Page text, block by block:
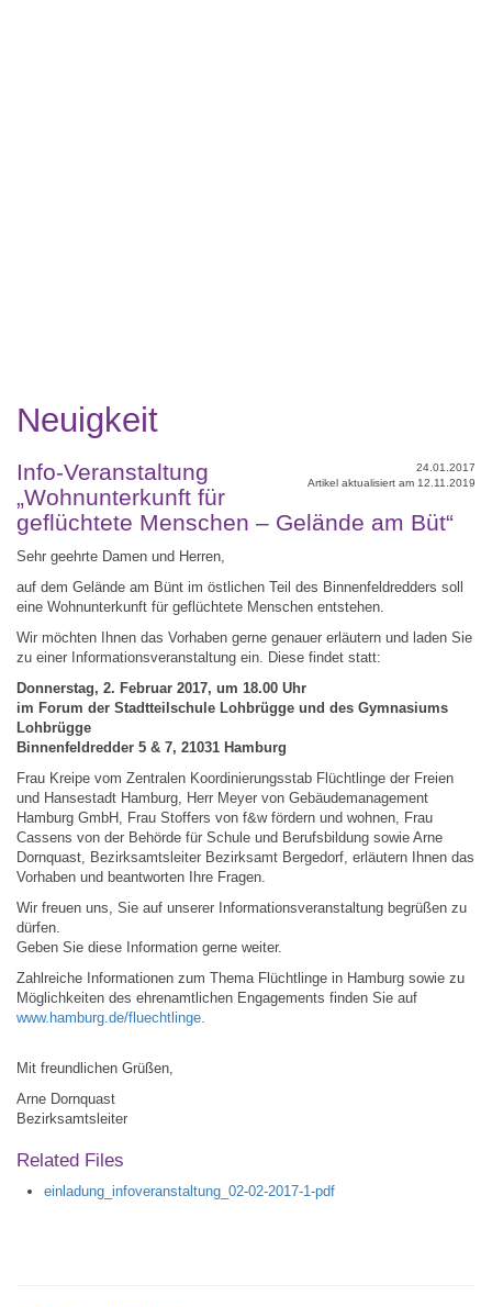
Neuigkeit
24.01.2017
Artikel aktualisiert am 12.11.2019
Info-Veranstaltung
„Wohnunterkunft für
geflüchtete Menschen – Gelände am Büt“
Sehr geehrte Damen und Herren,
auf dem Gelände am Bünt im östlichen Teil des Binnenfeldredders soll
eine Wohnunterkunft für geflüchtete Menschen entstehen.
Wir möchten Ihnen das Vorhaben gerne genauer erläutern und laden Sie
zu einer Informationsveranstaltung ein. Diese findet statt:
Donnerstag, 2. Februar 2017, um 18.00 Uhr
im Forum der Stadtteilschule Lohbrügge und des Gymnasiums
Lohbrügge
Binnenfeldredder 5 & 7, 21031 Hamburg
Frau Kreipe vom Zentralen Koordinierungsstab Flüchtlinge der Freien
und Hansestadt Hamburg, Herr Meyer von Gebäudemanagement
Hamburg GmbH, Frau Stoffers von f&w fördern und wohnen, Frau
Cassens von der Behörde für Schule und Berufsbildung sowie Arne
Dornquast, Bezirksamtsleiter Bezirksamt Bergedorf, erläutern Ihnen das
Vorhaben und beantworten Ihre Fragen.
Wir freuen uns, Sie auf unserer Informationsveranstaltung begrüßen zu
dürfen.
Geben Sie diese Information gerne weiter.
Zahlreiche Informationen zum Thema Flüchtlinge in Hamburg sowie zu
Möglichkeiten des ehrenamtlichen Engagements finden Sie auf
www.hamburg.de/fluechtlinge.
Mit freundlichen Grüßen,
Arne Dornquast
Bezirksamtsleiter
Related Files
einladung_infoveranstaltung_02-02-2017-1-pdf